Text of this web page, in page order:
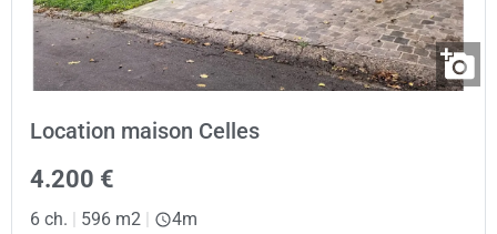
Location maison Celles
4.200 €
6 ch. | 596 m2 | 4m